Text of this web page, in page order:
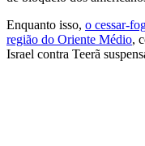
Enquanto isso, o cessar-
região do Oriente Médio,
Israel contra Teerã